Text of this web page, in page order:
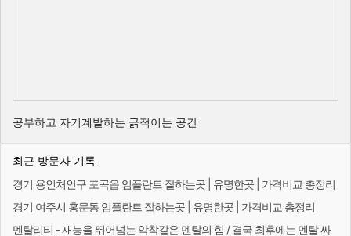
공부하고 자기계발하는 긁적이는 공간
최근 방문자 기록
경기 용인처인구 포곡읍 임플란트 잘하는곳 | 유명한곳 | 가격비교 총정리
경기 여주시 홍문동 임플란트 잘하는곳 | 유명한곳 | 가격비교 총정리
멘탈리티 - 재능을 뛰어넘는 악착같은 멘탈의 힘 / 결국 최후에는 멘탈 싸